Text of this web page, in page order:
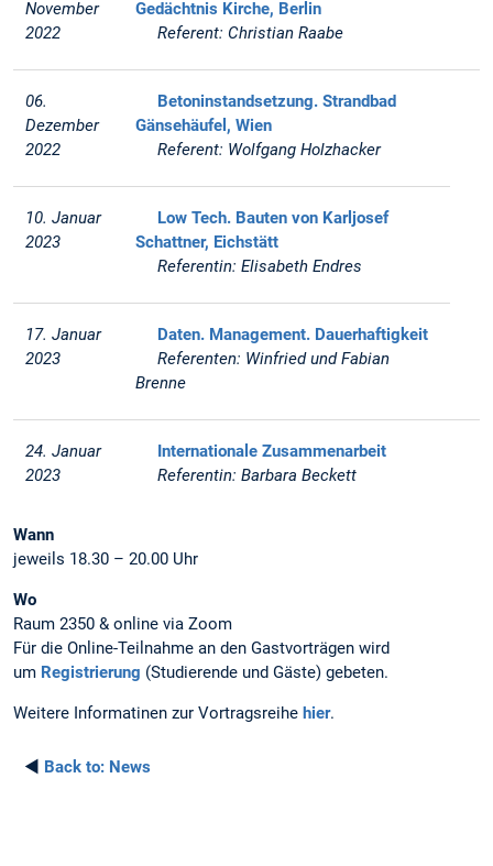
November
2022
Gedächtnis Kirche, Berlin
Referent: Christian Raabe
06.
Dezember
2022
Betoninstandsetzung. Strandbad
Gänsehäufel, Wien
Referent: Wolfgang Holzhacker
10. Januar
2023
Low Tech. Bauten von Karljosef
Schattner, Eichstätt
Referentin: Elisabeth Endres
17. Januar
2023
Daten. Management. Dauerhaftigkeit
Referenten: Winfried und Fabian
Brenne
24. Januar
2023
Internationale Zusammenarbeit
Referentin: Barbara Beckett
Wann
jeweils 18.30 – 20.00 Uhr
Wo
Raum 2350 & online via Zoom
Für die Online-Teilnahme an den Gastvorträgen wird
um Registrierung (Studierende und Gäste) gebeten.
Weitere Informatinen zur Vortragsreihe hier.
◄ Back to: News